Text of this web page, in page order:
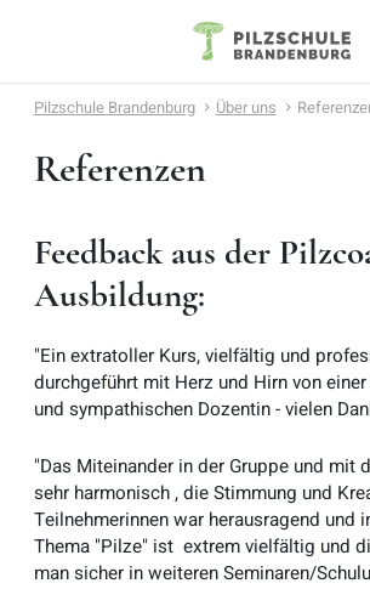
Pilzschule Brandenburg Über uns
Referenzen
Feedback aus der
Ausbildung:
"Ein extratoller Kurs, vielfältig und
durchgeführt mit Herz und Hirn von
und sympathischen Dozentin - vielen
"Das Miteinander in der Gruppe und mit
sehr harmonisch , die Stimmung und
Teilnehmerinnen war herausragend und
Thema "Pilze" ist extrem vielfältig und
man sicher in weiteren Seminaren/